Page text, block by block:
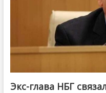
Экс-глава НБГ